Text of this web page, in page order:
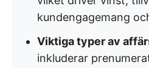
kundengagemang
Viktiga typer av
inkluderar